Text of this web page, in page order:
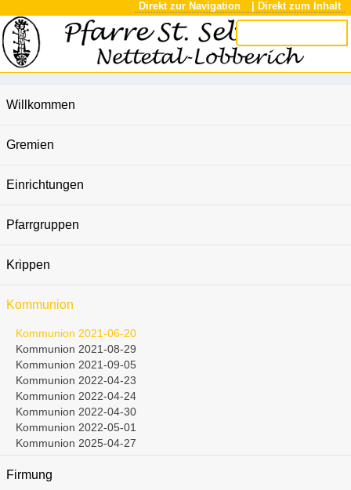
Direkt zur Navigation | Direkt zum Inhalt
Willkommen
Gremien
Einrichtungen
Pfarrgruppen
Krippen
Kommunion
Kommunion 2021-06-20
Kommunion 2021-08-29
Kommunion 2021-09-05
Kommunion 2022-04-23
Kommunion 2022-04-24
Kommunion 2022-04-30
Kommunion 2022-05-01
Kommunion 2025-04-27
Firmung